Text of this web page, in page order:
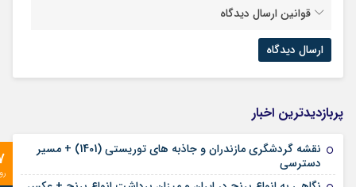
قوانین ارسال دیدگاه
پربازدیدترین اخبار
نقشه گردشگری مازندران و جاذبه های توریستی (1401) + مسیر
دسترسی